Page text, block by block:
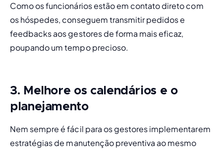
Como os funcionários estão em contato direto com
os hóspedes, conseguem transmitir pedidos e
feedbacks aos gestores de forma mais eficaz,
poupando um tempo precioso.
3. Melhore os calendários e o
planejamento
Nem sempre é fácil para os gestores implementarem
estratégias de manutenção preventiva ao mesmo